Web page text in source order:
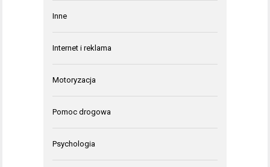
Inne
Internet i reklama
Motoryzacja
Pomoc drogowa
Psychologia